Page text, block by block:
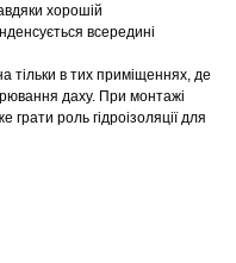
хорошій
всередині
тільки в тих приміщеннях, де
даху. При монтажі
роль гідроізоляції для